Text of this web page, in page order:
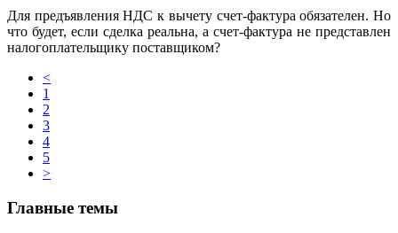
Для предъявления НДС к вычету счет-фактура обязателен. Но
что будет, если сделка реальна, а счет-фактура не представлен
налогоплательщику поставщиком?
<
1
2
3
4
5
>
Главные темы